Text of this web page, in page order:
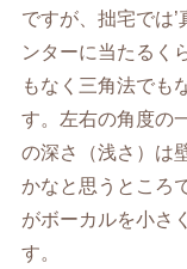
ですが、拙宅では
ンターに当たるく
もなく三角法でも
す。左右の角度の
の深さ（浅さ）は
かなと思うところ
がボーカルを小さ
す。